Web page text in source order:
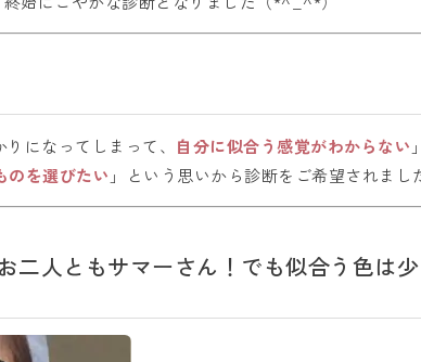
になってしまって、 自分に似合う感覚がわからない
のを選びたい 」という思いから診断をご希望されまし
二人ともサマーさん！でも似合う色は